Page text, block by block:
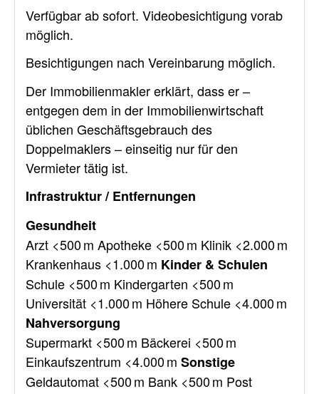
Verfügbar ab sofort. Videobesichtigung vorab
möglich.
Besichtigungen nach Vereinbarung möglich.
Der Immobilienmakler erklärt, dass er –
entgegen dem in der Immobilienwirtschaft
üblichen Geschäftsgebrauch des
Doppelmaklers – einseitig nur für den
Vermieter tätig ist.
Infrastruktur / Entfernungen
Gesundheit
Arzt <500 m Apotheke <500 m Klinik <2.000 m
Krankenhaus <1.000 m Kinder & Schulen
Schule <500 m Kindergarten <500 m
Universität <1.000 m Höhere Schule <4.000 m
Nahversorgung
Supermarkt <500 m Bäckerei <500 m
Einkaufszentrum <4.000 m Sonstige
Geldautomat <500 m Bank <500 m Post